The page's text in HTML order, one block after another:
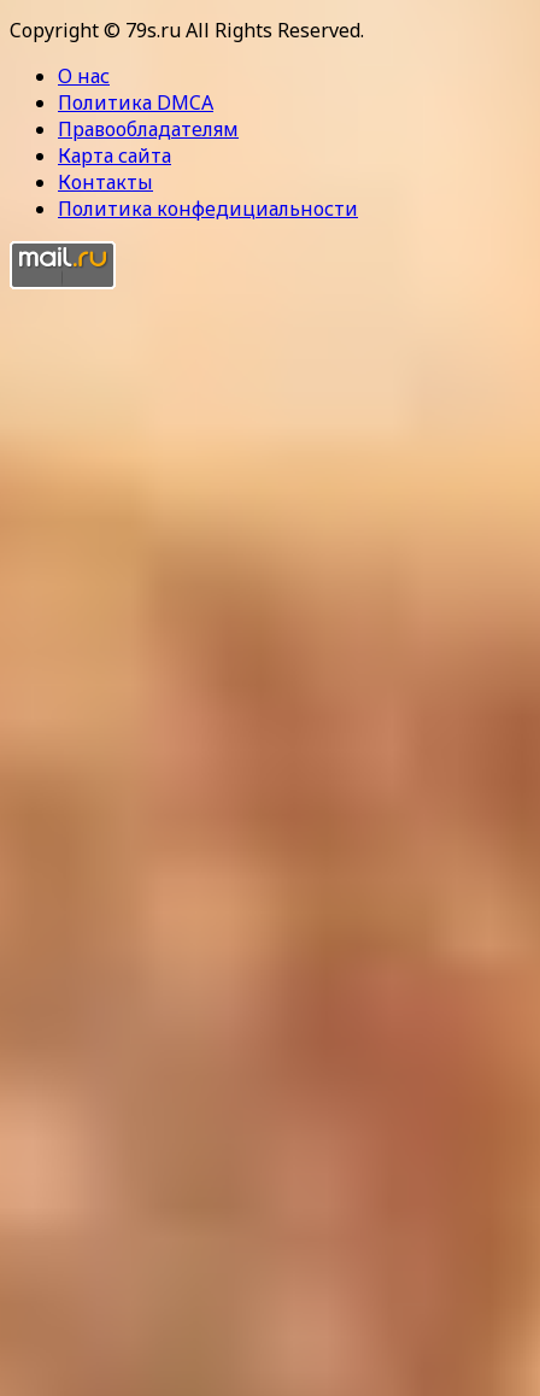
Copyright © 79s.ru All Rights Reserved.
О нас
Политика DMCA
Правообладателям
Карта сайта
Контакты
Политика конфедициальности